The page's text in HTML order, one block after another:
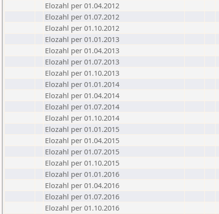
Elozahl per 01.04.2012
Elozahl per 01.07.2012
Elozahl per 01.10.2012
Elozahl per 01.01.2013
Elozahl per 01.04.2013
Elozahl per 01.07.2013
Elozahl per 01.10.2013
Elozahl per 01.01.2014
Elozahl per 01.04.2014
Elozahl per 01.07.2014
Elozahl per 01.10.2014
Elozahl per 01.01.2015
Elozahl per 01.04.2015
Elozahl per 01.07.2015
Elozahl per 01.10.2015
Elozahl per 01.01.2016
Elozahl per 01.04.2016
Elozahl per 01.07.2016
Elozahl per 01.10.2016